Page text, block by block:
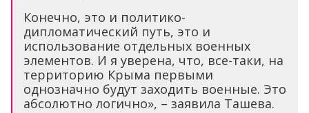
Конечно, это и политико-
дипломатический путь, это и
использование отдельных военных
элементов. И я уверена, что, все-таки, на
территорию Крыма первыми
однозначно будут заходить военные. Это
абсолютно логично», – заявила Ташева.